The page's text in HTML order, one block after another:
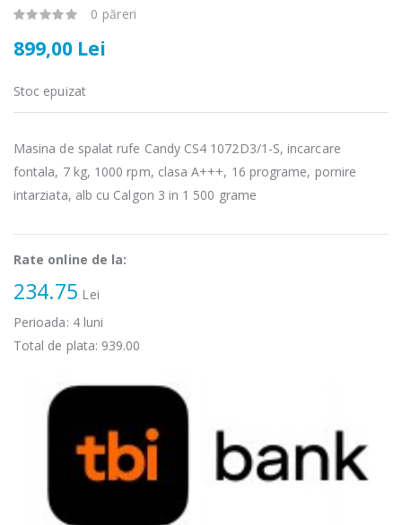
0 păreri
899,00 Lei
Stoc epuizat
Masina de spalat rufe Candy CS4 1072D3/1-S, incarcare
fontala, 7 kg, 1000 rpm, clasa A+++, 16 programe, pornire
intarziata, alb cu Calgon 3 in 1 500 grame
Rate online de la:
234.75 Lei
Perioada: 4luni
Total de plata: 939.00
electric cu filtru
89,00 Lei
Masina de tocat
carne Bosch ...
549,00 Lei
-33%
carne
199,00 Lei
139,00 Lei
Robot de